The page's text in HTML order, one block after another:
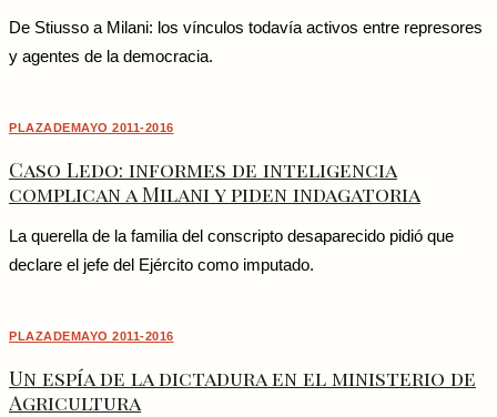
De Stiusso a Milani: los vínculos todavía activos entre represores
y agentes de la democracia.
PLAZADEMAYO 2011-2016
Caso Ledo: informes de inteligencia
complican a Milani y piden indagatoria
La querella de la familia del conscripto desaparecido pidió que
declare el jefe del Ejército como imputado.
PLAZADEMAYO 2011-2016
Un espía de la dictadura en el ministerio de
Agricultura